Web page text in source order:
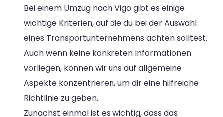
Bei einem Umzug nach Vigo gibt es einige
wichtige Kriterien, auf die du bei der Auswahl
eines Transportunternehmens achten solltest.
Auch wenn keine konkreten Informationen
vorliegen, können wir uns auf allgemeine
Aspekte konzentrieren, um dir eine hilfreiche
Richtlinie zu geben.
Zunächst einmal ist es wichtig, dass das